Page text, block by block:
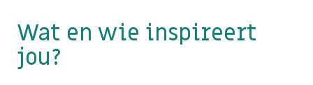
Wat en wie inspireert
jou?